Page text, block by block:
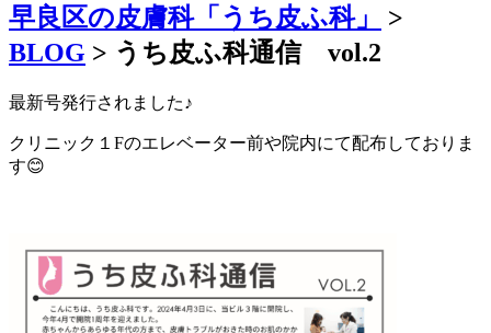
早良区の皮膚科「うち皮ふ科」
>
BLOG > うち皮ふ科通信 vol.2
最新号発行されました♪
クリニック１Fのエレベーター前や院内にて配布しておりま
す😊